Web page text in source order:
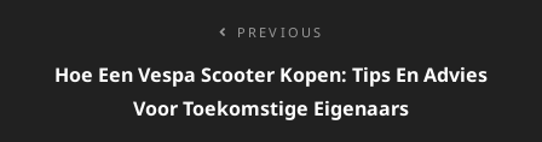
navigatie
PREVIOUS
Hoe Een Vespa Scooter Kopen: Tips En Advies
Voor Toekomstige Eigenaars